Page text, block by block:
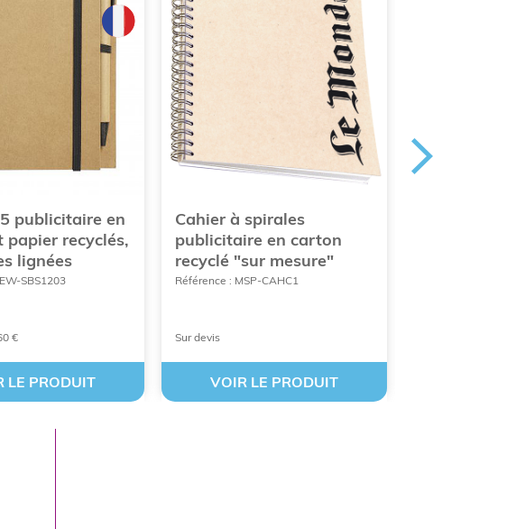
publicitaire en
papier recyclés,
lignées
SBS1203
€
LE PRODUIT
Cahier à spirales
publicitaire en carton
recyclé "sur mesure"
Référence : MSP-CAHC1
Sur devis
VOIR LE PRODUIT